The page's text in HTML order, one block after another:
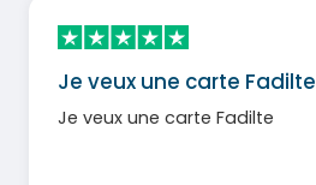
Je veux une carte Fadilte
Je veux une carte Fadilte